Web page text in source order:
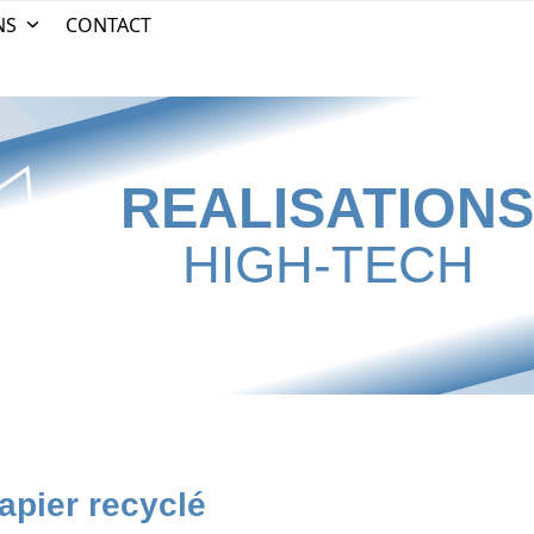
CONTACT
REALISATIONS
HIGH-TECH
recyclé